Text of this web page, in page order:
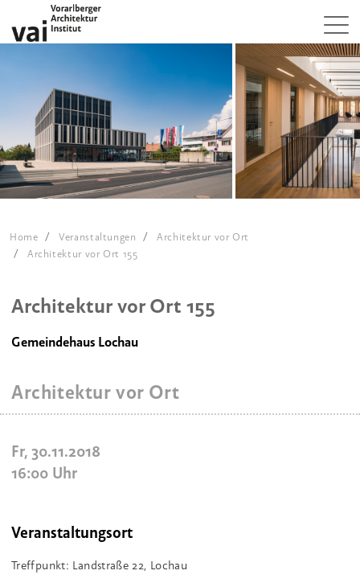
Home Veranstaltungen
Architektur vor Ort
Architektur vor Ort 155
Architektur vor Ort 155
Gemeindehaus Lochau
Architektur vor Ort
Fr, 30.11.2018
16:00 Uhr
Veranstaltungsort
Treffpunkt: Landstraße 22, Lochau